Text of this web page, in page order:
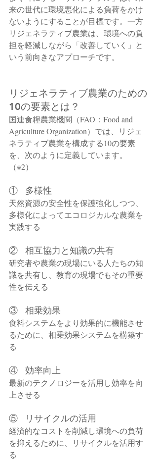
来の世代に環境悪化による負荷をかけ
ないようにすることが目標です。一方
リジェネラティブ農業は、環境への負
担を軽減しながら「改善していく」と
いう前向きなアプローチです。
リジェネラティブ農業のための
10の要素とは？
国連食糧農業機関（FAO：Food and
Agriculture Organization）では、リジェ
ネラティブ農業を構成する10の要素
を、次のように定義しています。
（※2）
①   多様性
天然資源の安全性を保護強化しつつ、
多様化によってエコロジカルな農業を
実践する
②   相互協力と知識の共有
研究者や農業の現場にいる人たちの知
識を共有し、教育の現場でもその重要
性を伝える
③   相乗効果
食料システムをより効果的に機能させ
るために、相乗効果システムを構築す
る
④   効率向上
最新のテクノロジーを活用し効率を向
上させる
⑤   リサイクルの活用
経済的なコストを削減し環境への負荷
を抑えるために、リサイクルを活用す
る